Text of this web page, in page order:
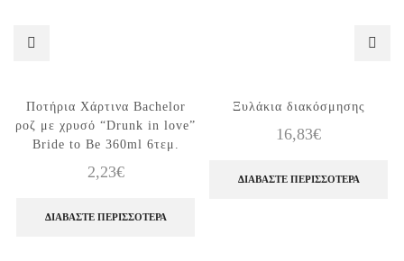
Ποτήρια Χάρτινα Bachelor
ροζ με χρυσό “Drunk in love”
Bride to Be 360ml 6τεμ.
2,23€
ΔΙΑΒΆΣΤΕ ΠΕΡΙΣΣΌΤΕΡΑ
Ξυλάκια διακόσμησης
16,83€
ΔΙΑΒΆΣΤΕ ΠΕΡΙΣΣΌΤΕΡΑ